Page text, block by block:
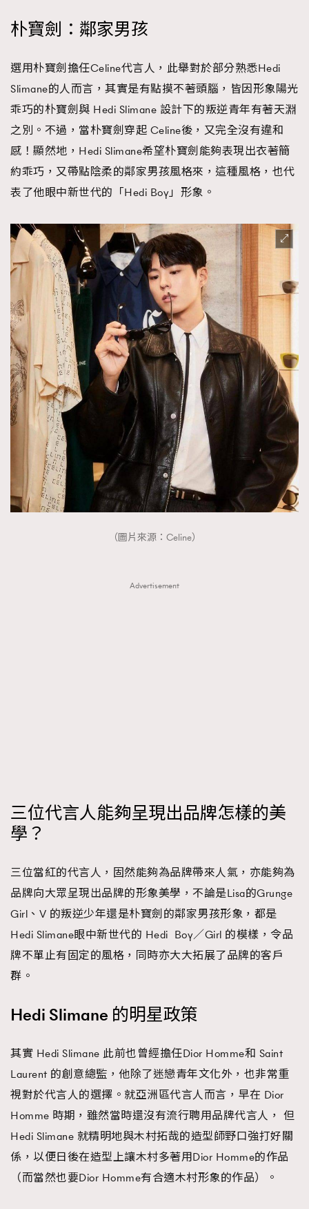
TRENDING
AFrenchMind
DressLikeAParisienne
EmpowerF
FashionWeek FigaroAesthetic
朴寶劍：鄰家男孩
選用朴寶劍擔任Celine代言人，此舉對於部分熟悉Hedi
Slimane的人而言，其實是有點摸不著頭腦，皆因形象陽光
乖巧的朴寶劍與 Hedi Slimane 設計下的叛逆青年有著天淵
之別。不過，當朴寶劍穿起 Celine後，又完全沒有違和
感！顯然地，Hedi Slimane希望朴寶劍能夠表現出衣著簡
約乖巧，又帶點陰柔的鄰家男孩風格來，這種風格，也代
表了他眼中新世代的「Hedi Boy」形象。
（圖片來源：Celine）
Advertisement
三位代言人能夠呈現出品牌怎樣的美
學？
三位當紅的代言人，固然能夠為品牌帶來人氣，亦能夠為
品牌向大眾呈現出品牌的形象美學，不論是Lisa的Grunge
Girl、V 的叛逆少年還是朴寶劍的鄰家男孩形象，都是
Hedi Slimane眼中新世代的 Hedi Boy／Girl 的模樣，令品
牌不單止有固定的風格，同時亦大大拓展了品牌的客戶
群。
Hedi Slimane 的明星政策
其實 Hedi Slimane 此前也曾經擔任Dior Homme和 Saint
Laurent 的創意總監，他除了迷戀青年文化外，也非常重
視對於代言人的選擇。就亞洲區代言人而言，早在 Dior
Homme 時期，雖然當時還沒有流行聘用品牌代言人， 但
Hedi Slimane 就精明地與木村拓哉的造型師野口強打好關
係，以便日後在造型上讓木村多著用Dior Homme的作品
（而當然也要Dior Homme有合適木村形象的作品）。